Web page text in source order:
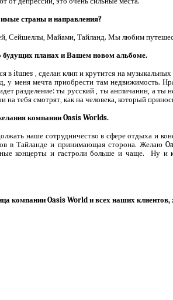
страны и направления?
Сейшеллы, Майами, Тайланд. Мы любим
будущих планах и Вашем новом альбоме.
вitunes , сделан клип и крутится на
у меня мечта приобрести там недвижимость.
разделение: ты русский , ты англичанин, а
тебя смотрят, как на человека, который
компании Oasis Worlds.
наше сотрудничество в сфере отдыха и
в Тайланде и принимающая сторона. Желаю
концерты и гастроли больше и чаще.
Ну и
компании Oasis World и всех наших клиентов,